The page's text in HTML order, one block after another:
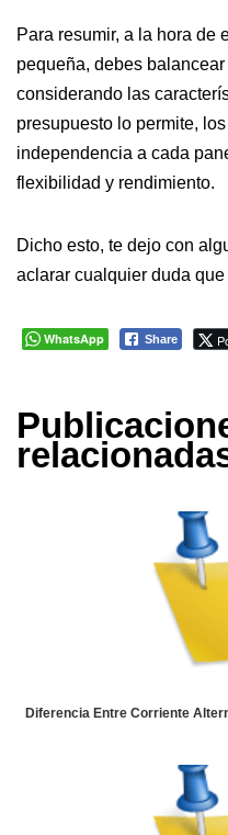
Para resumir, a la hora de
pequeña, debes
considerando las
presupuesto lo permite,
independencia a cada
flexibilidad y rendimiento.
Dicho esto, te dejo con
aclarar cualquier duda que
WhatsApp Share
Diferencia Entre Corriente